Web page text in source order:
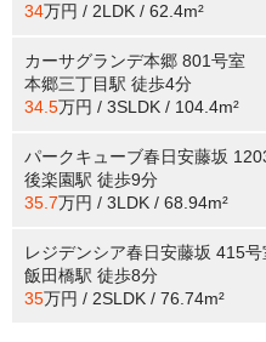
34万円 / 2LDK / 62.4m²
カーサグランデ本郷 801号室
本郷三丁目駅 徒歩4分
34.5万円 / 3SLDK / 104.4m²
パークキューブ春日安藤坂
後楽園駅 徒歩9分
35.7万円 / 3LDK / 68.94m²
レジデンシア春日安藤坂 415号
飯田橋駅 徒歩8分
35万円 / 2SLDK / 76.74m²